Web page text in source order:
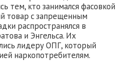
тем, кто занимался фасовкой
товар с запрещенным
распространялся в
и Энгельса. Их
лидеру ОПГ, который
наркопотребителям.